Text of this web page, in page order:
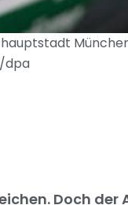
dpa
Doch der